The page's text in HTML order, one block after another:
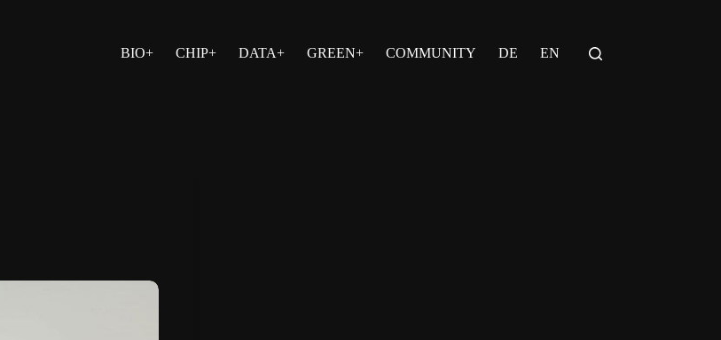
BIO+ CHIP+ DATA+ GREEN+ COMMUNITY DE EN